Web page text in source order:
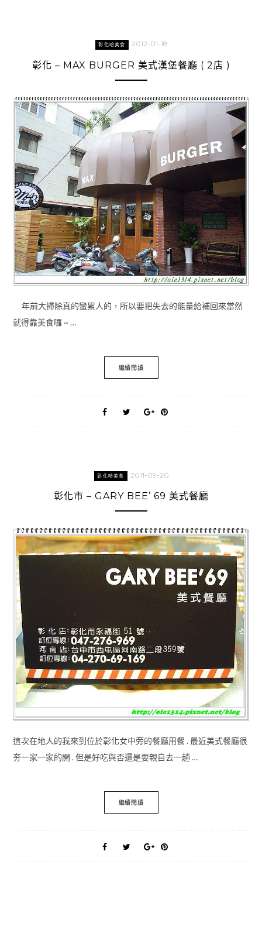
彰化哈美食 2012-01-18
彰化 – MAX BURGER 美式漢堡餐廳 ( 2店 )
年前大掃除真的蠻累人的，所以要把失去的能量給補回來當然
就得靠美食囉 ~ …
繼續閱讀
彰化哈美食 2011-09-20
彰化市 – GARY BEE’ 69 美式餐廳
這次在地人的我來到位於彰化女中旁的餐廳用餐 . 最近美式餐廳很
夯一家一家的開 . 但是好吃與否還是要親自去一趟 …
繼續閱讀